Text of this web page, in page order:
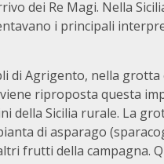
dei Re Magi. Nella
i principali
di Agrigento, nella grotta
riproposta questa
della Sicilia rurale. La
di asparago
frutti della campagna.